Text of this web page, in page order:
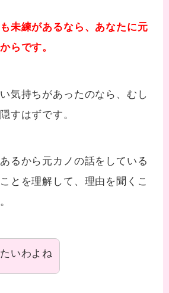
未練があるなら、あなたに元
らです。
気持ちがあったのなら、むし
すはずです。
るから元カノの話をしている
とを理解して、理由を聞くこ
いわよね